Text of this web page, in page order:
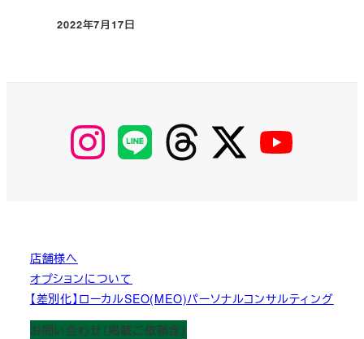
投稿日
2022年7月17日
【Instagram】
MyKOBAKO
【LINE】 【threads】 【Twitter】
店舗様へ
オプションについて
【差別化】ローカルSEO(MEO)パーソナルコンサルティング
お問い合わせ（掲載ご依頼含）